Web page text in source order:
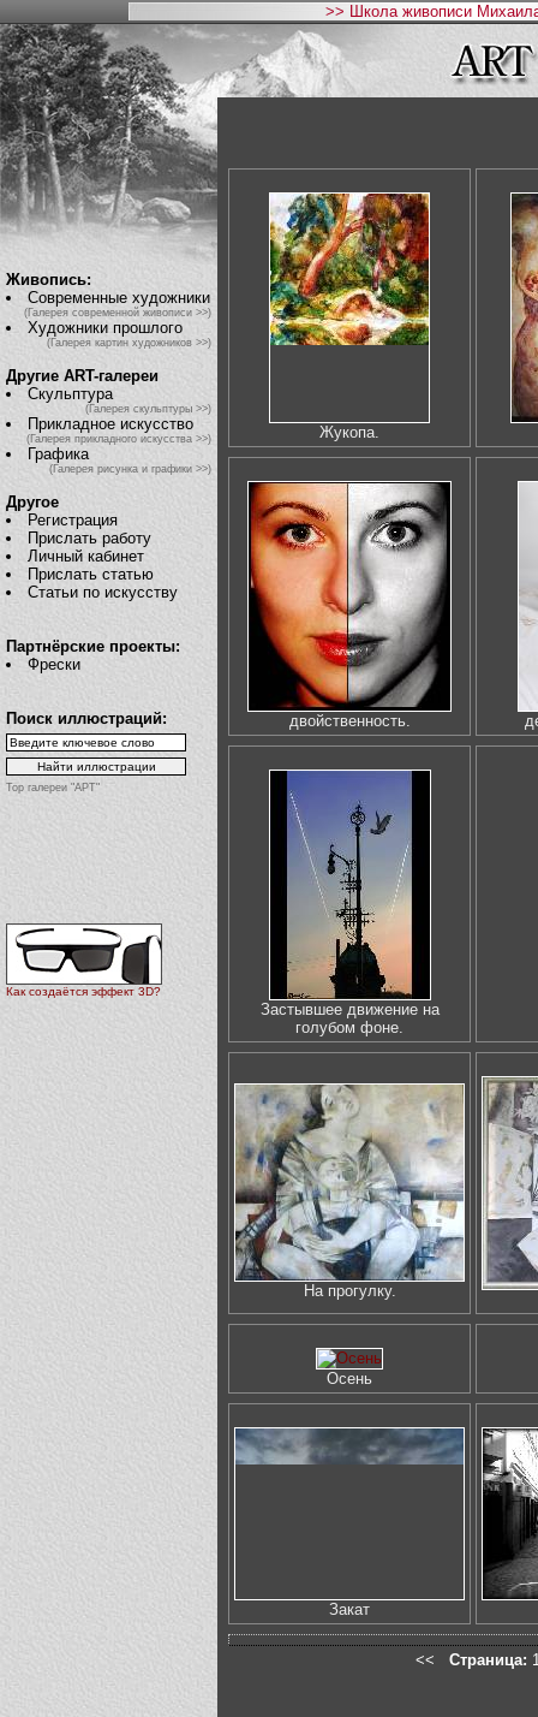
>> Школа живописи
Живопись:
Современные художники
(Галерея современной живописи >>)
Художники прошлого
(Галерея картин художников >>)
Другие ART-галереи
Скульптура
(Галерея скульптуры >>)
Прикладное искусство
(Галерея прикладного искусства >>)
Графика
(Галерея рисунка и графики >>)
Другое
Регистрация
Прислать работу
Личный кабинет
Прислать статью
Статьи по искусству
Партнёрские проекты:
Фрески
Поиск иллюстраций:
Top галереи "АРТ"
Как создаётся эффект 3D?
Жукопа.
двойственность.
Застывшее движение на
голубом фоне.
На прогулку.
Осень
Закат
<< Страница: